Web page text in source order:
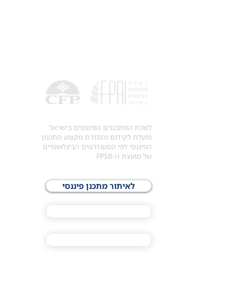
לשכת המתכננים הפיננסים בישראל
פועלת לקידום והסדרת מקצוע התכנון
הפיננסי לפי הסטנדרטים הבינלאומיים
של מועצת ה-FPSB.
לאיתור מתכנן פיננסי